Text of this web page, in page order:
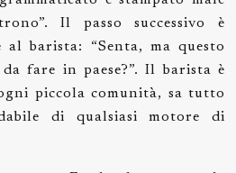
Il passo successivo è
al barista: “Senta, ma questo
da fare in paese?”. Il barista è
piccola comunità, sa tutto
di qualsiasi motore di